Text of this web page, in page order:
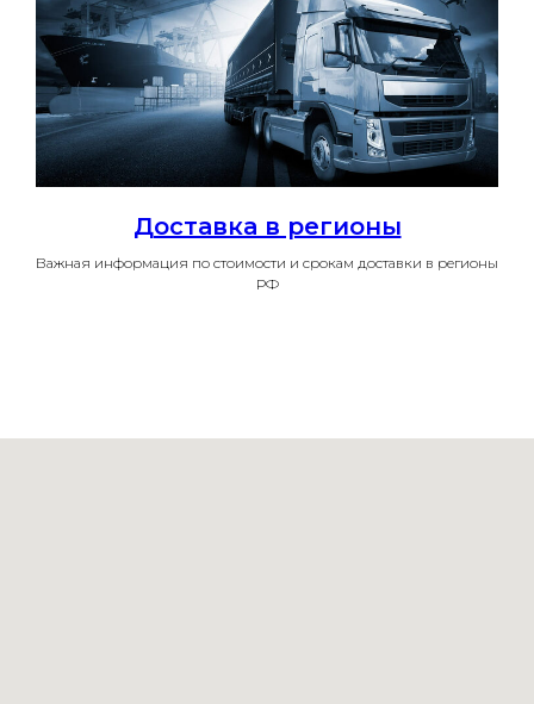
Доставка в регионы
Важная информация по стоимости и срокам доставки в регионы
РФ